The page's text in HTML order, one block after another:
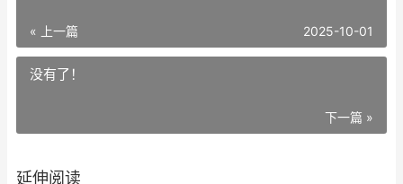
« 上一篇 2025-10-01
没有了！
下一篇 »
延伸阅读